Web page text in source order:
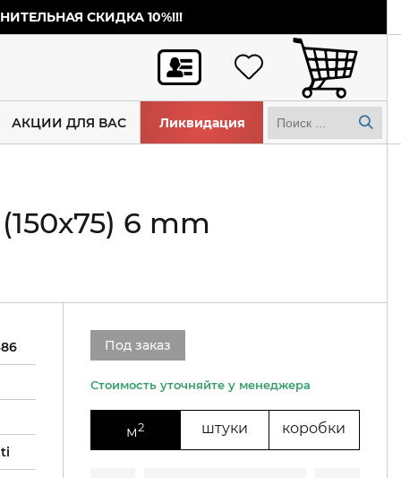
СКИДКА 10%!!!
АКЦИИ ДЛЯ ВАС Ликвидация
6 mm
Под заказ
м2 штуки коробки